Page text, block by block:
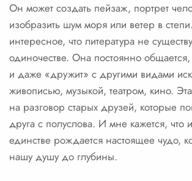
Он может создать пейзаж, портрет
изобразить шум моря или ветер в
интересное, что литература не
одиночестве. Она постоянно общается,
и даже «дружит» с другими видами
живописью, музыкой, театром, кино.
на разговор старых друзей, которые
друга с полуслова. И мне кажется, что
единстве рождается настоящее чудо,
нашу душу до глубины.